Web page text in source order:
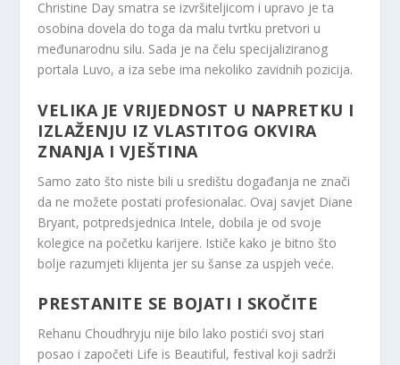
Christine Day smatra se izvršiteljicom i upravo je ta
osobina dovela do toga da malu tvrtku pretvori u
međunarodnu silu. Sada je na čelu specijaliziranog
portala Luvo, a iza sebe ima nekoliko zavidnih pozicija.
VELIKA JE VRIJEDNOST U NAPRETKU I
IZLAŽENJU IZ VLASTITOG OKVIRA
ZNANJA I VJEŠTINA
Samo zato što niste bili u središtu događanja ne znači
da ne možete postati profesionalac. Ovaj savjet Diane
Bryant, potpredsjednica Intele, dobila je od svoje
kolegice na početku karijere. Ističe kako je bitno što
bolje razumjeti klijenta jer su šanse za uspjeh veće.
PRESTANITE SE BOJATI I SKOČITE
Rehanu Choudhryju nije bilo lako postići svoj stari
posao i započeti Life is Beautiful, festival koji sadrži